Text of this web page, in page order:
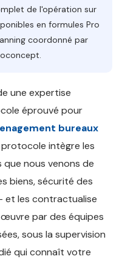
de l'opération sur
en formules Pro
coordonné par
une expertise
éprouvé pour
bureaux
intègre les
nous venons de
biens, sécurité des
et les contractualise
œuvre par des équipes
sous la supervision
qui connaît votre